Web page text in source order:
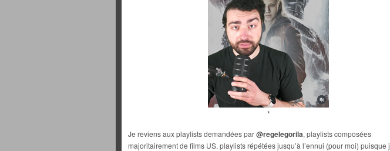
*
Je reviens aux playlists demandées par@regelegorila, playlists composées
majoritairement de films US, playlists répétées jusqu’à l’ennui (pour moi) puisque